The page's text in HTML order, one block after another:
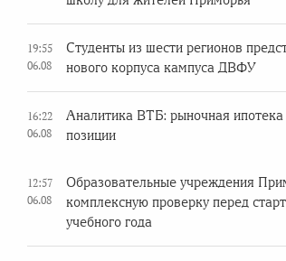
19:55
06.08
Студенты из шести регионов
нового корпуса кампуса ДВФУ
16:22
06.08
Аналитика ВТБ: рыночная ипотека
позиции
12:57
06.08
Образовательные учреждения
комплексную проверку перед
учебного года